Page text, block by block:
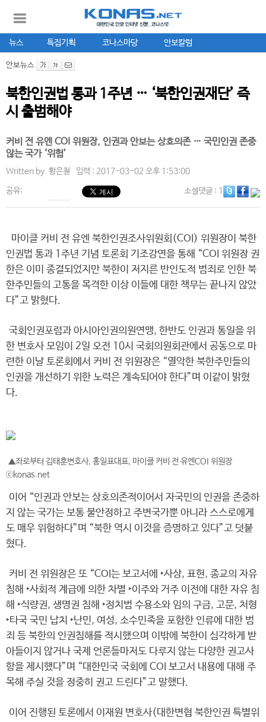
뉴스 특집기획 코나스마당 안보칼럼
안보뉴스
북한인권법 통과 1주년 … ‘북한인권재단’ 즉
시 출범해야
커비 전 유엔 COI 위원장, 인권과 안보는 상호의존 … 국민인권 존중
않는 국가 ‘위험’
Written by. 황은철 입력 : 2017-03-02 오후 1:53:00
공유: 소셜댓글: 1
마이클 커비 전 유엔 북한인권조사위원회(COI) 위원장이 북한
인권법 통과 1주년 기념 토론회 기조강연을 통해 “COI 위원장 권
한은 이미 종결되었지만 북한이 저지른 반인도적 범죄로 인한 북
한주민들의 고통을 목격한 이상 이들에 대한 책무는 끝나지 않았
다”고 밝혔다.
국회인권포럼과 아시아인권의원연맹, 한반도 인권과 통일을 위
한 변호사 모임이 2일 오전 10시 국회의원회관에서 공동으로 마
련한 이날 토론회에서 커비 전 위원장은 “열악한 북한주민들의
인권을 개선하기 위한 노력은 계속되어야 한다”며 이같이 밝혔
다.
▲좌로부터 김태훈변호사, 홍일표대표, 마이클 커비 전 유엔COI 위원장
ⓒkonas.net
이어 “인권과 안보는 상호의존적이어서 자국민의 인권을 존중하
지 않는 국가는 보통 불안정하고 주변국가뿐 아니라 스스로에게
도 매우 위험하다”며 “북한 역시 이것을 증명하고 있다”고 덧붙
혔다.
커비 전 위원장은 또 “COI는 보고서에 ‣사상, 표현, 종교의 자유
침해 ‣사회적 계급에 의한 차별 ‣이주와 거주 이전에 대한 자유 침
해 ‣식량권, 생명권 침해 ‣정치범 수용소와 임의 구금, 고문, 처형
‣타국 국민 납치 ‣난민, 여성, 소수민족을 포함한 인류에 대한 범
죄 등 북한의 인권침해를 적시했으며 이밖에 북한이 심각하게 받
아들이지 않거나 국제 언론들마저도 다루지 않는 다양한 권고사
항을 제시했다”며 “대한민국 국회에 COI 보고서 내용에 대해 주
목해 주실 것을 정중히 권고 드린다”고 말했다.
이어 진행된 토론에서 이재원 변호사(대한변협 북한인권 특별위